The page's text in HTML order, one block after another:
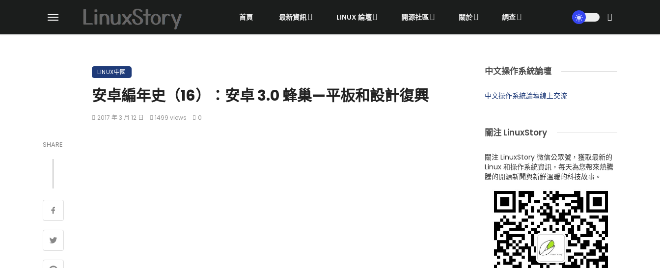
首頁 最新資訊 LINUX 論壇 開源社區 關於 調查
LINUX中國
安卓編年史（16）：安卓 3.0 蜂巢—平板和設計復興
2017 年 3 月 12 日 1499 views 0
SHARE
中文操作系統論壇
中文操作系統論壇線上交流
關注 LinuxStory
關注 LinuxStory 微信公眾號，獲取最新的
Linux 和操作系統資訊，每天為您帶來熱騰
騰的開源新聞與新鮮溫暖的科技故事。